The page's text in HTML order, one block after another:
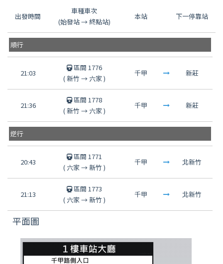
出發時間
車種車次
(始發站 → 終點站)
本站 下一停靠站
順行
21:03
區間 1776
(新竹 → 六家)
千甲 新莊
21:36
區間 1778
(新竹 → 六家)
千甲 新莊
逆行
20:43
區間 1771
( 六家→新竹 )
千甲 北新竹
21:13
區間 1773
( 六家→新竹 )
千甲 北新竹
平面圖